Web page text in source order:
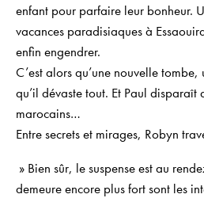
enfant pour parfaire leur bonheur.
vacances paradisiaques à
enfin engendrer.
C’est alors qu’une nouvelle
qu’il dévaste tout. Et Paul disparaît
marocains…
Entre secrets et mirages, Robyn
» Bien sûr, le suspense est au
demeure encore plus fort sont les